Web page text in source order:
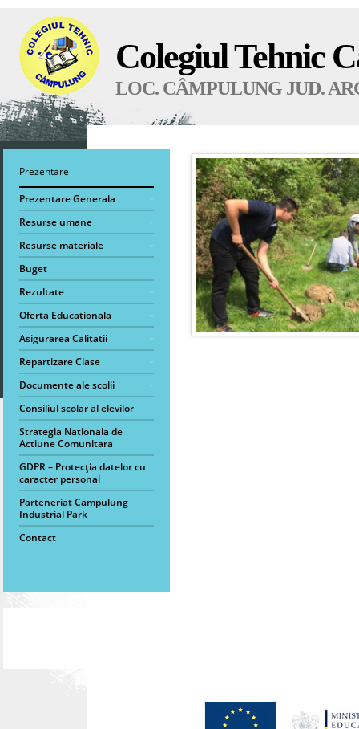
Colegiul Tehnic
LOC. CÂMPULUNG JUD.
Prezentare
Prezentare Generala
Resurse umane
Resurse materiale
Buget
Rezultate
Oferta Educationala
Asigurarea Calitatii
Repartizare Clase
Documente ale scolii
Consiliul scolar al elevilor
Strategia Nationala de
Actiune Comunitara
GDPR – Protecția datelor cu
caracter personal
Parteneriat Campulung
Industrial Park
Contact